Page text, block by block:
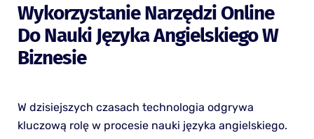
Wykorzystanie Narzędzi Online
Do Nauki Języka Angielskiego W
Biznesie
W dzisiejszych czasach technologia odgrywa
kluczową rolę w procesie nauki języka angielskiego.